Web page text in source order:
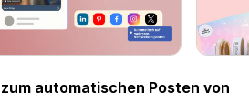
automatischen Posten von